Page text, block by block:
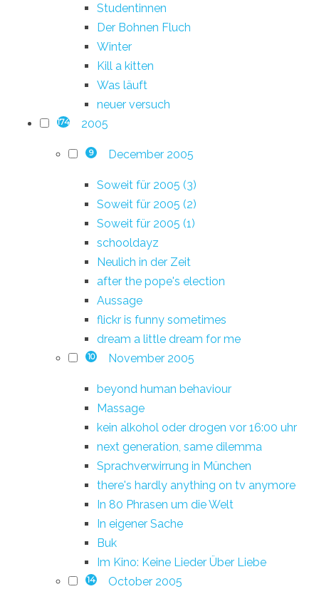
Studentinnen
Der Bohnen Fluch
Winter
Kill a kitten
Was läuft
neuer versuch
174 2005
9 December 2005
Soweit für 2005 (3)
Soweit für 2005 (2)
Soweit für 2005 (1)
schooldayz
Neulich in der Zeit
after the pope's election
Aussage
flickr is funny sometimes
dream a little dream for me
10 November 2005
beyond human behaviour
Massage
kein alkohol oder drogen vor 16:00 uhr
next generation, same dilemma
Sprachverwirrung in München
there's hardly anything on tv anymore
In 80 Phrasen um die Welt
In eigener Sache
Buk
Im Kino: Keine Lieder Über Liebe
14 October 2005